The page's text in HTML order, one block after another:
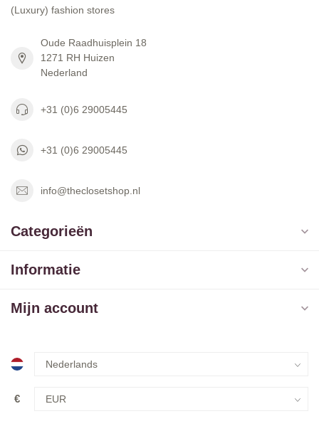
(Luxury) fashion stores
Oude Raadhuisplein 18
1271 RH Huizen
Nederland
+31 (0)6 29005445
+31 (0)6 29005445
info@theclosetshop.nl
Categorieën
Informatie
Mijn account
€